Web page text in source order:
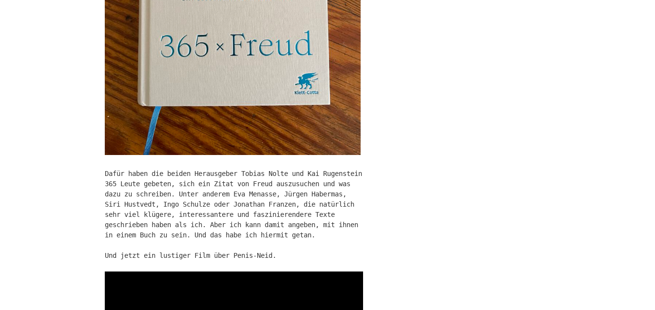
Dafür haben die beiden Herausgeber Tobias Nolte und Kai Rugenstein
365 Leute gebeten, sich ein Zitat von Freud auszusuchen und was
dazu zu schreiben. Unter anderem Eva Menasse, Jürgen Habermas,
Siri Hustvedt, Ingo Schulze oder Jonathan Franzen, die natürlich
sehr viel klügere, interessantere und faszinierendere Texte
geschrieben haben als ich. Aber ich kann damit angeben, mit ihnen
in einem Buch zu sein. Und das habe ich hiermit getan.
Und jetzt ein lustiger Film über Penis-Neid.